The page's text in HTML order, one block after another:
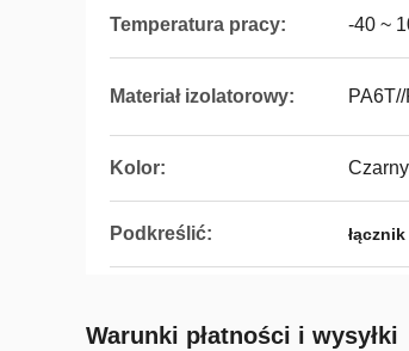
Temperatura pracy: -40 ~
Materiał izolatorowy:
Kolor: Czarny
Podkreślić:
Warunki płatności i wysyłki